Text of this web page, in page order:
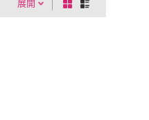
展開
棋
盤
列